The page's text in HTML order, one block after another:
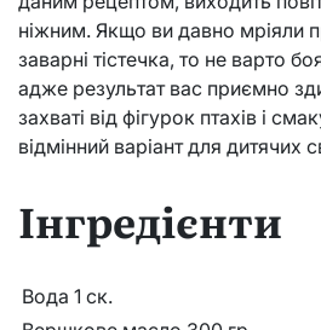
ніжним. Якщо ви давно мріяли
заварні тістечка, то не варто
адже результат вас приємно
захваті від фігурок птахів і
відмінний варіант для дитячих
Інгредієнти
Вода 1 ск.